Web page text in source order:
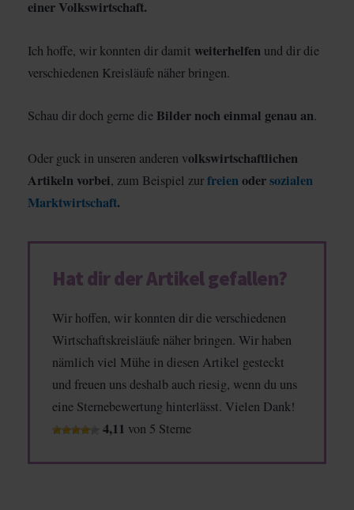
einer Volkswirtschaft.
Ich hoffe, wir konnten dir damit weiterhelfen und dir die
verschiedenen Kreisläufe näher bringen.
Schau dir doch gerne die Bilder noch einmal genau an.
Oder guck in unseren anderen volkswirtschaftlichen
Artikeln vorbei, zum Beispiel zurfreienodersozialen
Marktwirtschaft.
Hat dir der Artikel gefallen?
Wir hoffen, wir konnten dir die verschiedenen
Wirtschaftskreisläufe näher bringen. Wir haben
nämlich viel Mühe in diesen Artikel gesteckt
und freuen uns deshalb auch riesig, wenn du uns
eine Sternebewertung hinterlässt. Vielen Dank!
4,11 von 5 Sterne